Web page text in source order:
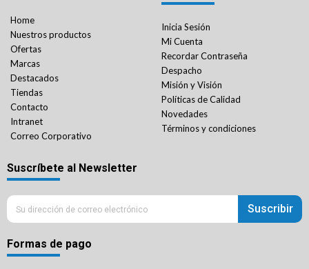
Home
Nuestros productos
Ofertas
Marcas
Destacados
Tiendas
Contacto
Intranet
Correo Corporativo
Inicia Sesión
Mi Cuenta
Recordar Contraseña
Despacho
Misión y Visión
Políticas de Calidad
Novedades
Términos y condiciones
Suscríbete al Newsletter
Suscribir
Formas de pago